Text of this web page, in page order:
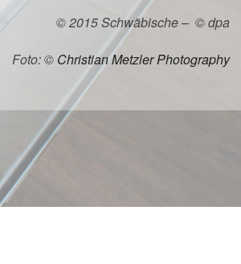
© 2015 Schwäbische – © dpa
Foto: © Christian Metzler Photography